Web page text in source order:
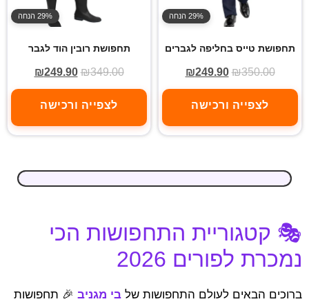
29% הנחה
תחפושת טייס בחליפה לגברים
₪350.00
₪249.90
לצפייה ורכישה
29% הנחה
תחפושת רובין הוד לגבר
₪349.00
₪249.90
לצפייה ורכישה
🎭 קטגוריית התחפושות הכי
נמכרת לפורים 2026
ברוכים הבאים לעולם התחפושות של בי מגניב 🎉 תחפושות